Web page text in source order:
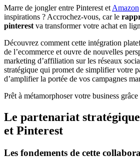
Marre de jongler entre Pinterest et Amazon
inspirations ? Accrochez-vous, car le
pinterest va transformer votre achat en
Découvrez comment cette intégration
de l’ecommerce et ouvre de nouvelles
marketing d’affiliation sur les réseaux
stratégique qui promet de simplifier votre
d’amplifier la portée de vos campagnes
Prêt à métamorphoser votre business
Le partenariat
et Pinterest
Les fondements de cette